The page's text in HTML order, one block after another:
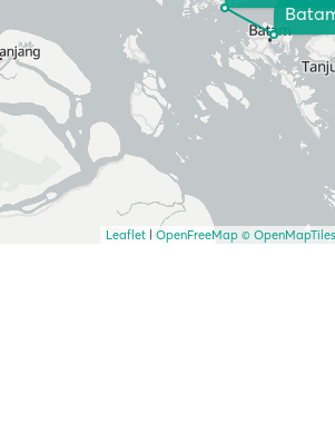
Leaflet OpenFreeMap © OpenMapTiles